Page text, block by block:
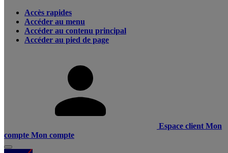
Accès rapides
Accéder au menu
Accéder au contenu principal
Accéder au pied de page
Espace client Mon
compte Mon compte